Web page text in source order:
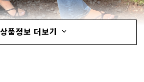
상품정보 더보기